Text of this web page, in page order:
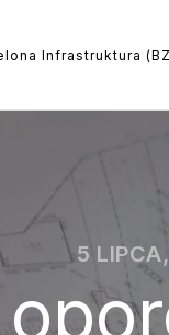
Infrastruktura
5